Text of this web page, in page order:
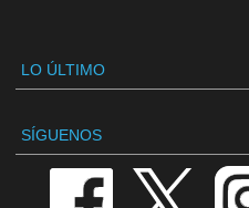
LO ÚLTIMO
SÍGUENOS